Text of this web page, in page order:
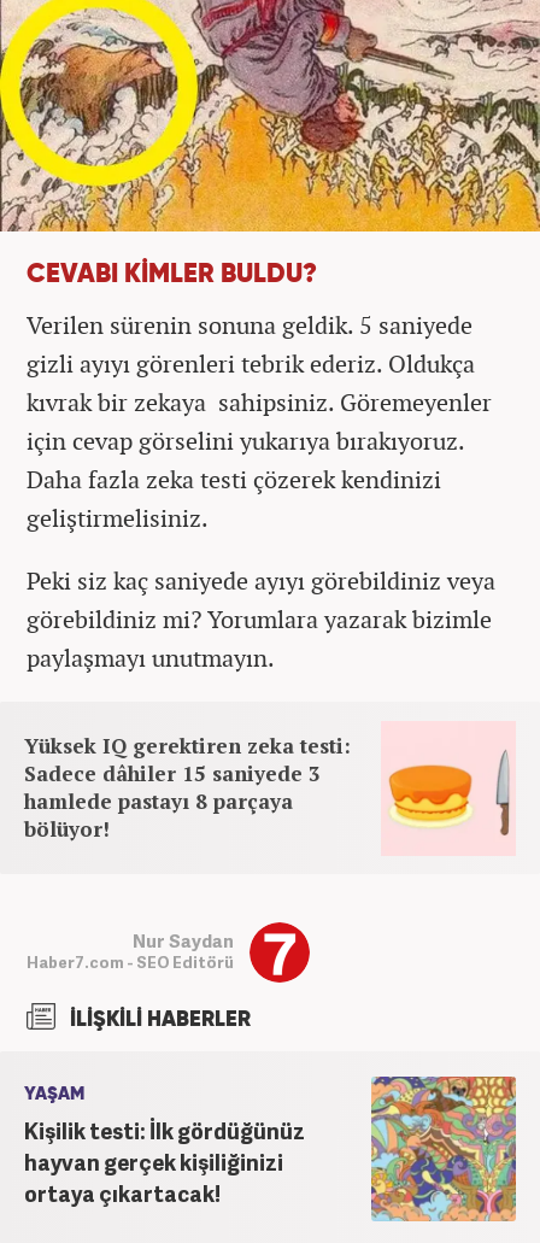
CEVABI KİMLER BULDU?
Verilen sürenin sonuna geldik. 5 saniyede
gizli ayıyı görenleri tebrik ederiz. Oldukça
kıvrak bir zekaya sahipsiniz. Göremeyenler
için cevap görselini yukarıya bırakıyoruz.
Daha fazla zeka testi çözerek kendinizi
geliştirmelisiniz.
Peki siz kaç saniyede ayıyı görebildiniz veya
görebildiniz mi? Yorumlara yazarak bizimle
paylaşmayı unutmayın.
Yüksek IQ gerektiren zeka testi:
Sadece dâhiler 15 saniyede 3
hamlede pastayı 8 parçaya
bölüyor!
Nur Saydan
Haber7.com - SEO Editörü
İLİŞKİLİ HABERLER
YAŞAM
Kişilik testi: İlk gördüğünüz
hayvan gerçek kişiliğinizi
ortaya çıkartacak!